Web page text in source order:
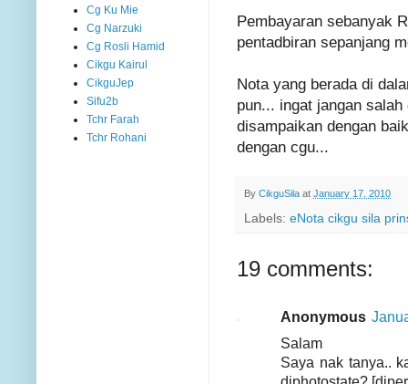
Pembayaran sebanyak
pentadbiran sepanjang
Nota yang berada di
pun... ingat jangan
disampaikan dengan
dengan cgu...
By CikguSila at January 17, 2010
Labels: eNota cikgu sila
19 comments:
Anonymous
Salam
Saya nak tanya..
Cg Ku Mie
Cg Narzuki
Cg Rosli Hamid
Cikgu Kairul
CikguJep
Sifu2b
Tchr Farah
Tchr Rohani